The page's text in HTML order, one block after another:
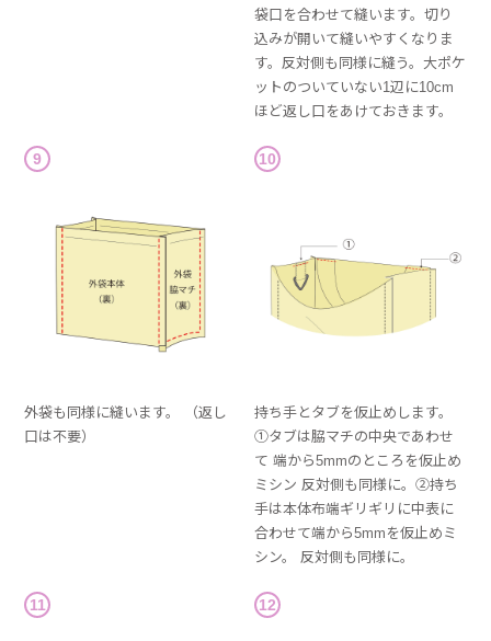
袋口を合わせて縫います。切り
込みが開いて縫いやすくなりま
す。反対側も同様に縫う。大ポケ
ットのついていない1辺に10cm
ほど返し口をあけておきます。
9
外袋も同様に縫います。 （返し
口は不要）
10
持ち手とタブを仮止めします。
①タブは脇マチの中央であわせ
て 端から5mmのところを仮止め
ミシン 反対側も同様に。②持ち
手は本体布端ギリギリに中表に
合わせて端から5mmを仮止めミ
シン。 反対側も同様に。
11 12